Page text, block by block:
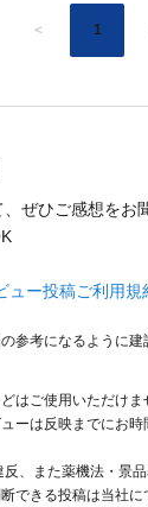
＜ 1
ぜひご感想をお
ュー投稿ご利用規
参考になるように
はご使用いただけま
ーは反映までにお時
、また薬機法・景
できる投稿は当社